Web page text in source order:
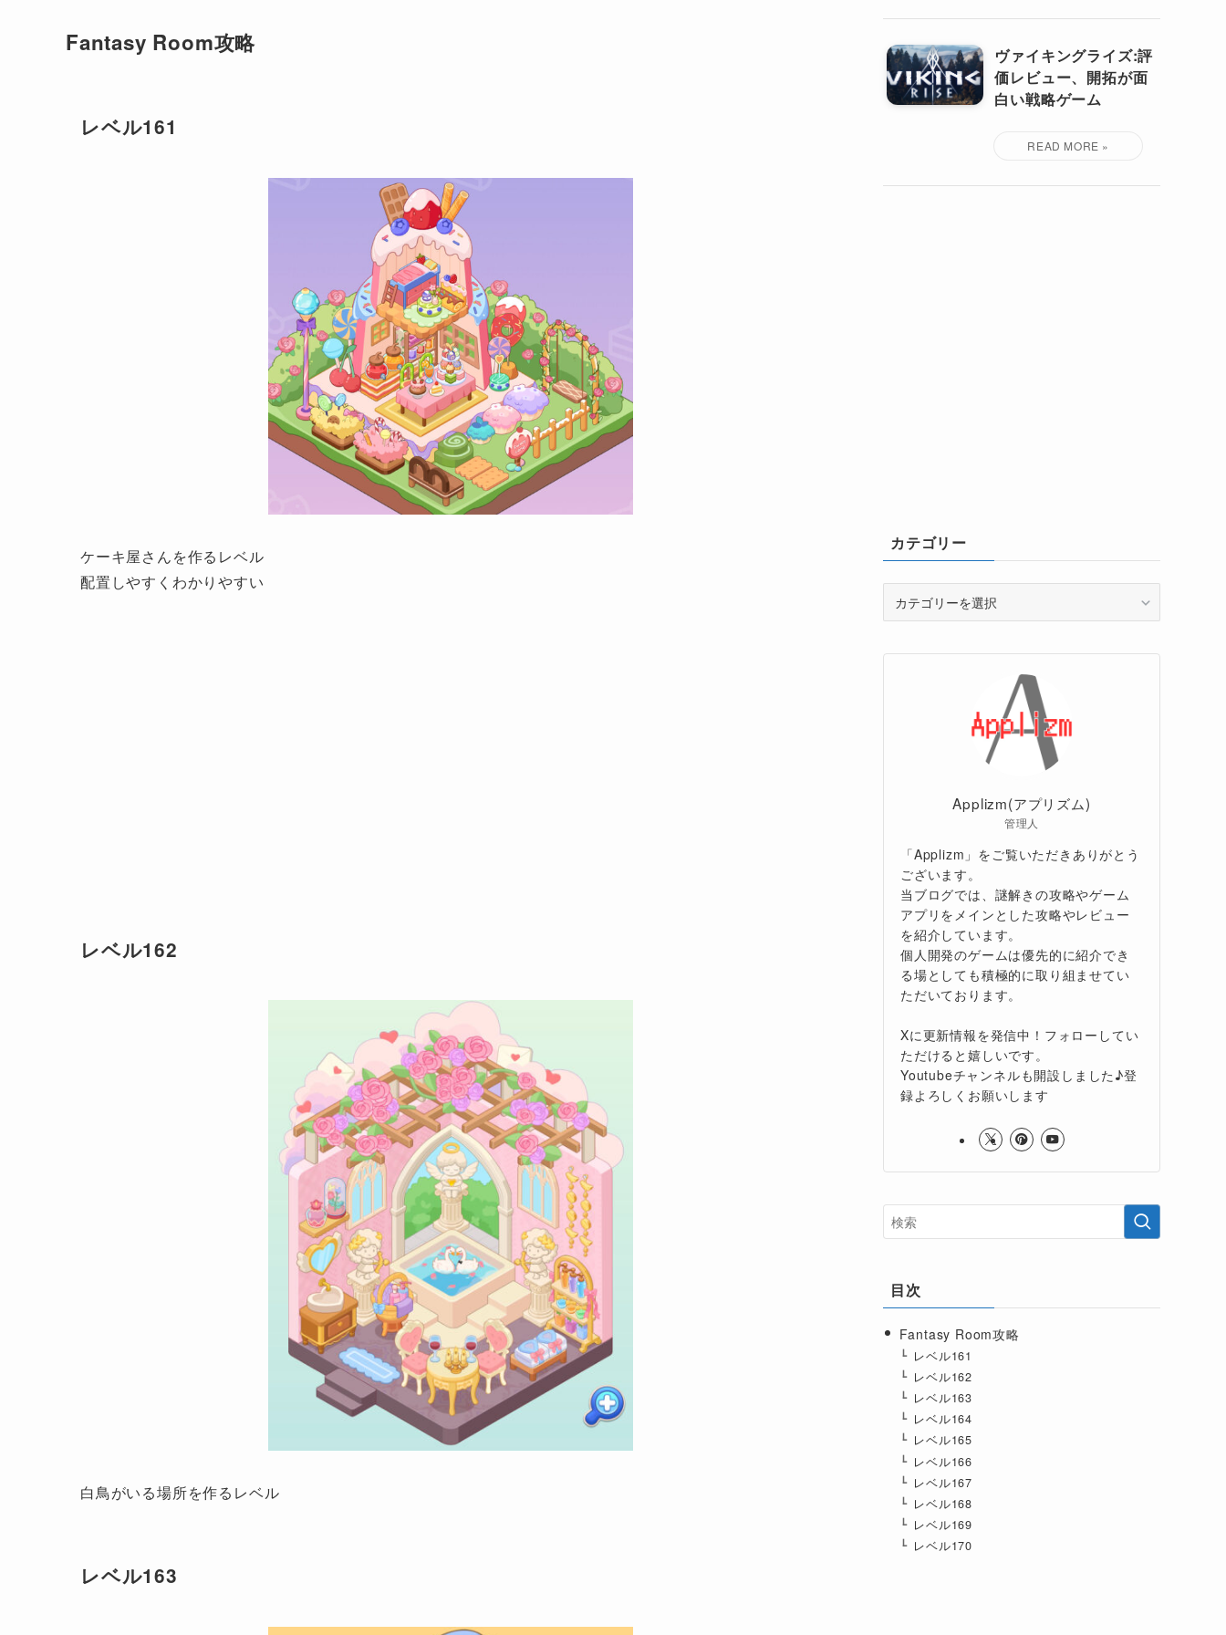
Fantasy Room攻略
レベル161
ケーキ屋さんを作るレベル
配置しやすくわかりやすい
レベル162
白鳥がいる場所を作るレベル
レベル163
ヴァイキングライズ:評
価レビュー、開拓が面
白い戦略ゲーム
カテゴリー
リ
Applizm(アプリズム)
管理人
「Applizm」をご覧いただきありがとう
ございます。
当ブログでは、謎解きの攻略やゲーム
アプリをメインとした攻略やレビュー
を紹介しています。
個人開発のゲームは優先的に紹介でき
る場としても積極的に取り組ませてい
ただいております。
Xに更新情報を発信中！フォローしてい
ただけると嬉しいです。
Youtubeチャンネルも開設しました♪登
録よろしくお願いします
目次
Fantasy Room攻略
レベル161
レベル162
レベル163
レベル164
レベル165
レベル166
レベル167
レベル168
レベル169
レベル170